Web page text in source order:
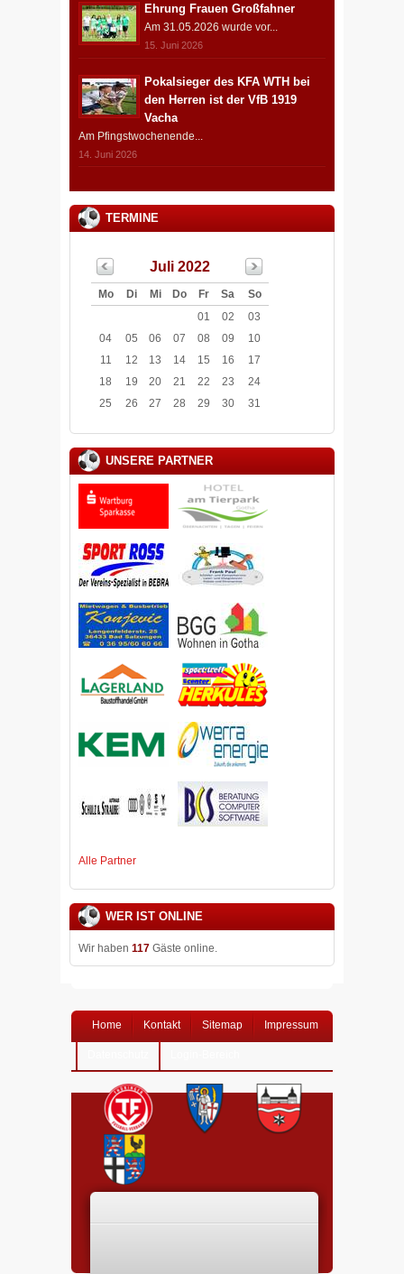
Ehrung Frauen Großfahner
Am 31.05.2026 wurde vor...
15. Juni 2026
Pokalsieger des KFA WTH bei
den Herren ist der VfB 1919
Vacha
Am Pfingstwochenende...
14. Juni 2026
TERMINE
Juli 2022
Mo Di Mi Do Fr Sa
So
01
02
03
04
05 06 07 08 09
10
11
12 13 14 15 16
17
18
19 20 21 22 23
24
25
26 27 28 29 30 31
UNSERE PARTNER
Alle Partner
WER IST ONLINE
Wir haben 117 Gäste online.
Home Kontakt Sitemap Impressum